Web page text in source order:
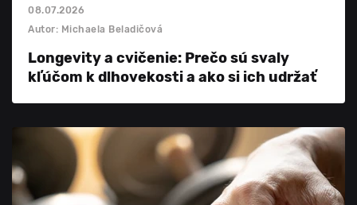
08.07.2026
Autor: Michaela Beladičová
Longevity a cvičenie: Prečo sú svaly
kľúčom k dlhovekosti a ako si ich udržať